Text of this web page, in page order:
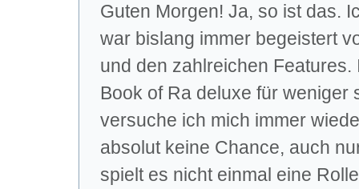
Guten Morgen! Ja, so ist das.
war bislang immer begeistert
und den zahlreichen
Book of Ra deluxe für weniger
versuche ich mich immer
absolut keine Chance, auch
spielt es nicht einmal eine